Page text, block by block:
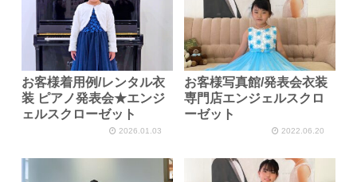
お客様着用例/レンタル衣
装 ピアノ発表会★エンジ
ェルスクローゼット
2026.01.03
お客様写真館/発表会衣装
専門店エンジェルスクロ
ーゼット
2022.06.20